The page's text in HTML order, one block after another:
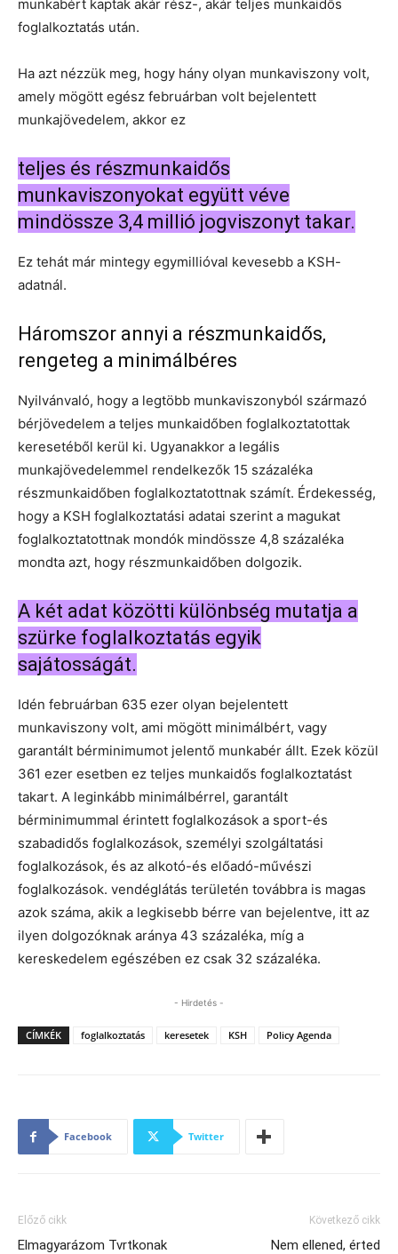
munkabért kaptak akár rész-, akár teljes munkaidős
foglalkoztatás után.
Ha azt nézzük meg, hogy hány olyan munkaviszony volt,
amely mögött egész februárban volt bejelentett
munkajövedelem, akkor ez
teljes és részmunkaidős
munkaviszonyokat együtt véve
mindössze 3,4 millió jogviszonyt takar.
Ez tehát már mintegy egymillióval kevesebb a KSH-
adatnál.
Háromszor annyi a részmunkaidős,
rengeteg a minimálbéres
Nyilvánvaló, hogy a legtöbb munkaviszonyból származó
bérjövedelem a teljes munkaidőben foglalkoztatottak
keresetéből kerül ki. Ugyanakkor a legális
munkajövedelemmel rendelkezők 15 százaléka
részmunkaidőben foglalkoztatottnak számít. Érdekesség,
hogy a KSH foglalkoztatási adatai szerint a magukat
foglalkoztatottnak mondók mindössze 4,8 százaléka
mondta azt, hogy részmunkaidőben dolgozik.
A két adat közötti különbség mutatja a
szürke foglalkoztatás egyik
sajátosságát.
Idén februárban 635 ezer olyan bejelentett
munkaviszony volt, ami mögött minimálbért, vagy
garantált bérminimumot jelentő munkabér állt. Ezek közül
361 ezer esetben ez teljes munkaidős foglalkoztatást
takart. A leginkább minimálbérrel, garantált
bérminimummal érintett foglalkozások a sport-és
szabadidős foglalkozások, személyi szolgáltatási
foglalkozások, és az alkotó-és előadó-művészi
foglalkozások. vendéglátás területén továbbra is magas
azok száma, akik a legkisebb bérre van bejelentve, itt az
ilyen dolgozóknak aránya 43 százaléka, míg a
kereskedelem egészében ez csak 32 százaléka.
- Hirdetés -
CÍMKÉK foglalkoztatás keresetek KSH Policy Agenda
Facebook Twitter
Előző cikk
Elmagyarázom Tvrtkonak
Következő cikk
Nem ellened, érted